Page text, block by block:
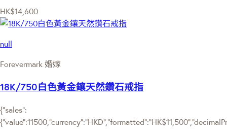
HK$14,600
null
Forevermark 婚嫁
18K/750白色黃金鑲天然鑽石戒指
{"sales":